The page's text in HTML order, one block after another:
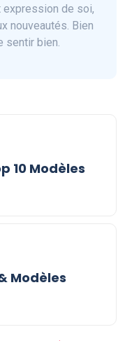
expression de soi,
nouveautés. Bien
sentir bien.
10 Modèles
Modèles